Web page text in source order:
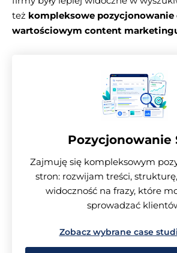
też kompleksowe pozycjonowanie
wartościowym content
Pozycjonowanie
Zajmuję się kompleksowym
stron: rozwijam treści,
widoczność na frazy, które
sprowadzać
Zobacz wybrane case